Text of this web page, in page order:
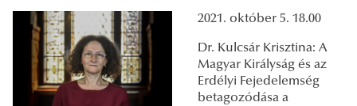
2021. október 5. 18.00
Dr. Kulcsár Krisztina: A
Magyar Királyság és az
Erdélyi Fejedelemség
betagozódása a